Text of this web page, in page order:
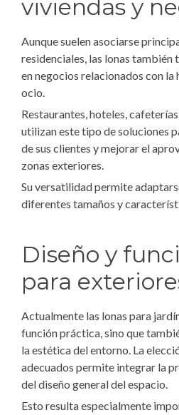
viviendas y
Aunque suelen asociarse
residenciales, las lonas también
en negocios relacionados con
ocio.
Restaurantes, hoteles,
utilizan este tipo de soluciones
de sus clientes y mejorar el
zonas exteriores.
Su versatilidad permite
diferentes tamaños y
Diseño y
para
Actualmente las lonas para
función práctica, sino que
la estética del entorno. La
adecuados permite integrar la
del diseño general del espacio.
Esto resulta especialmente